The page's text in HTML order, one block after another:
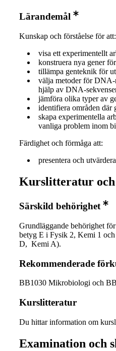
Lärandemål
Kunskap och förståelse för att:
visa ett experimentellt
konstruera nya gener
tillämpa genteknik för
välja metoder för DNA-
hjälp av DNA-
jämföra olika typer av
identifiera områden där
skapa experimentella
vanliga problem inom
Färdighet och förmåga att:
presentera och
Kurslitteratur
Särskild behörighet
Grundläggande behörighet
betyg E i Fysik 2, Kemi 1
D, Kemi A).
Rekommenderade
BB1030 Mikrobiologi och
Kurslitteratur
Du hittar information om
Examination och